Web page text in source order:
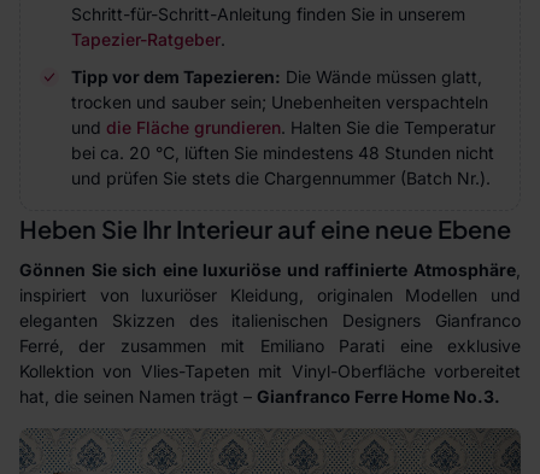
Schritt-für-Schritt-Anleitung finden Sie in unserem
Tapezier-Ratgeber.
Tipp vor dem Tapezieren: Die Wände müssen glatt,
trocken und sauber sein; Unebenheiten verspachteln
und die Fläche grundieren. Halten Sie die Temperatur
bei ca. 20 °C, lüften Sie mindestens 48 Stunden nicht
und prüfen Sie stets die Chargennummer (Batch Nr.).
Heben Sie Ihr Interieur auf eine neue Ebene
Gönnen Sie sich eine luxuriöse und raffinierte Atmosphäre
inspiriert von luxuriöser Kleidung, originalen Modellen und
eleganten Skizzen des italienischen Designers Gianfranco
Ferré, der zusammen mit Emiliano Parati eine exklusive
Kollektion von Vlies-Tapeten mit Vinyl-Oberfläche vorbereitet
hat, die seinen Namen trägt – Gianfranco Ferre Home No.3.